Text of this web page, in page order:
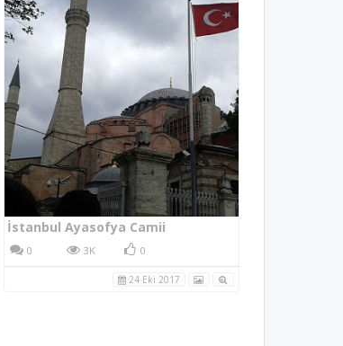
İstanbul Ayasofya Camii
0 3K 0
24 Eki 2017